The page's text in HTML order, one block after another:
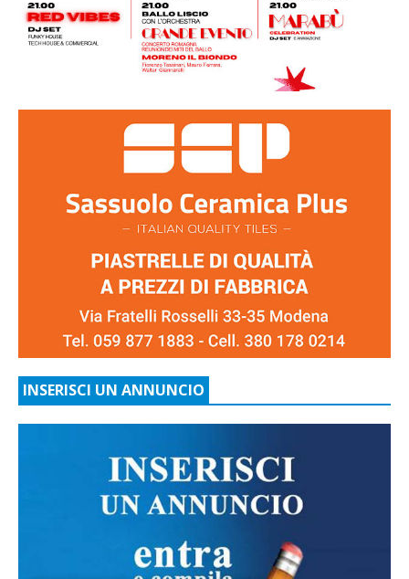
INSERISCI UN ANNUNCIO